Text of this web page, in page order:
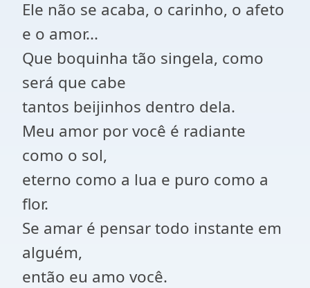
Ele não se acaba, o carinho, o afeto
e o amor...
Que boquinha tão singela, como
será que cabe
tantos beijinhos dentro dela.
Meu amor por você é radiante
como o sol,
eterno como a lua e puro como a
flor.
Se amar é pensar todo instante em
alguém,
então eu amo você.